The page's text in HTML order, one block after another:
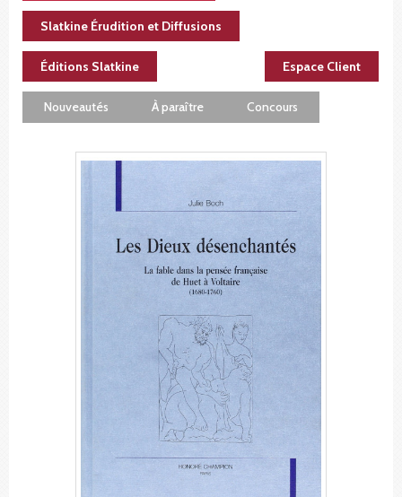
Slatkine Érudition et Diffusions
Éditions Slatkine Espace Client
Nouveautés À paraître Concours